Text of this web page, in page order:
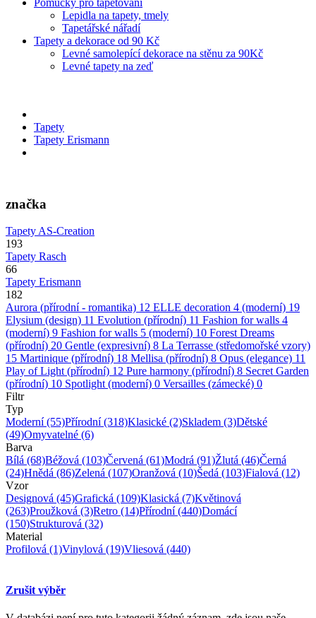
Lepidla na tapety, tmely
Tapetářské nářadí
Tapety a dekorace od 90 Kč
Levné samolepící dekorace na stěnu za 90Kč
Levné tapety na zeď
Tapety
Tapety Erismann
značka
Tapety AS-Creation
193
Tapety Rasch
66
Tapety Erismann
182
Aurora (přírodní - romantika) 12 ELLE decoration 4 (moderní) 19
Elysium (design) 11 Evolution (přírodní) 11 Fashion for walls 4
(moderní) 9 Fashion for walls 5 (moderní) 10 Forest Dreams
(přírodní) 20 Gentle (expresivní) 8 La Terrasse (středomořské vzory)
15 Martinique (přírodní) 18 Mellisa (přírodní) 8 Opus (elegance) 11
Play of Light (přírodní) 12 Pure harmony (přírodní) 8 Secret Garden
(přírodní) 10 Spotlight (moderní) 0 Versailles (zámecké) 0
Filtr
Typ
Moderní(55)Přírodní(318)Klasické (2)Skladem (3)Dětské
(49)Omyvatelné (6)
Barva
Bílá (68)Béžová (103)Červená (61)Modrá (91)Žlutá (46)Černá
(24)Hnědá (86)Zelená (107)Oranžová (10)Šedá (103)Fialová (12)
Vzor
Designová (45)Grafická (109)Klasická (7)Květinová
(263)Proužková (3)Retro (14)Přírodní(440)Domácí
(150)Strukturová (32)
Material
Profilová (1)Vinylová (19)Vliesová (440)
Zrušit výběr